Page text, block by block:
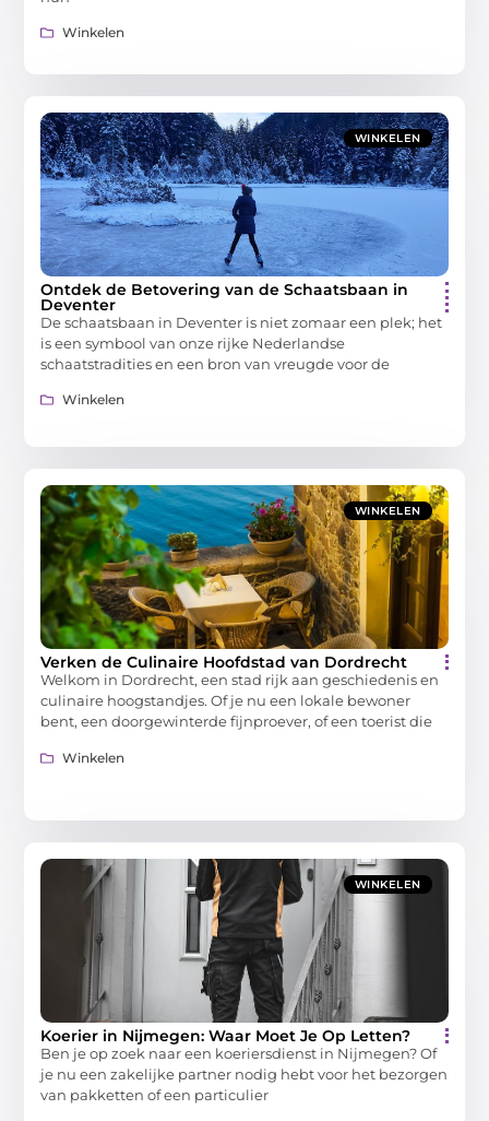
Winkelen
WINKELEN
Ontdek de Betovering van de Schaatsbaan in
Deventer
De schaatsbaan in Deventer is niet zomaar een plek; het
is een symbool van onze rijke Nederlandse
schaatstradities en een bron van vreugde voor de
Winkelen
WINKELEN
Verken de Culinaire Hoofdstad van Dordrecht
Welkom in Dordrecht, een stad rijk aan geschiedenis en
culinaire hoogstandjes. Of je nu een lokale bewoner
bent, een doorgewinterde fijnproever, of een toerist die
Winkelen
WINKELEN
Koerier in Nijmegen: Waar Moet Je Op Letten?
Ben je op zoek naar een koeriersdienst in Nijmegen? Of
je nu een zakelijke partner nodig hebt voor het bezorgen
van pakketten of een particulier